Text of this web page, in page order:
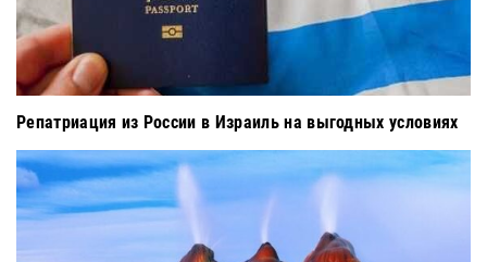
Репатриация из России в Израиль на выгодных условиях